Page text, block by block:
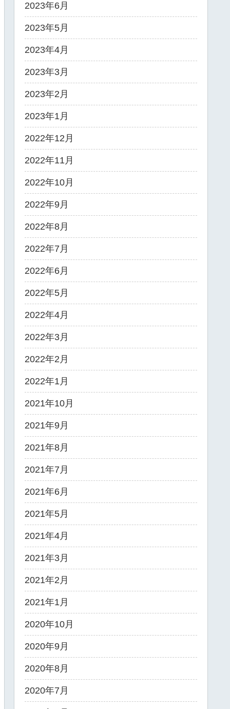
2023年6月
2023年5月
2023年4月
2023年3月
2023年2月
2023年1月
2022年12月
2022年11月
2022年10月
2022年9月
2022年8月
2022年7月
2022年6月
2022年5月
2022年4月
2022年3月
2022年2月
2022年1月
2021年10月
2021年9月
2021年8月
2021年7月
2021年6月
2021年5月
2021年4月
2021年3月
2021年2月
2021年1月
2020年10月
2020年9月
2020年8月
2020年7月